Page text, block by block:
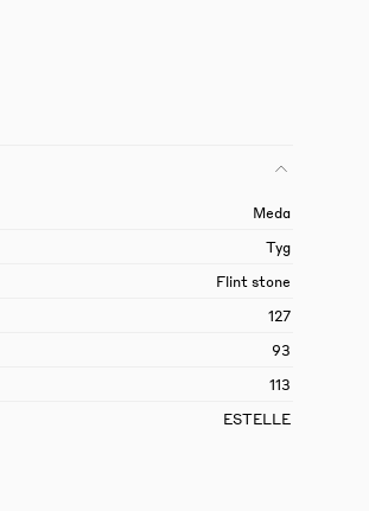
Meda
Tyg
Flint stone
127
93
113
ESTELLE